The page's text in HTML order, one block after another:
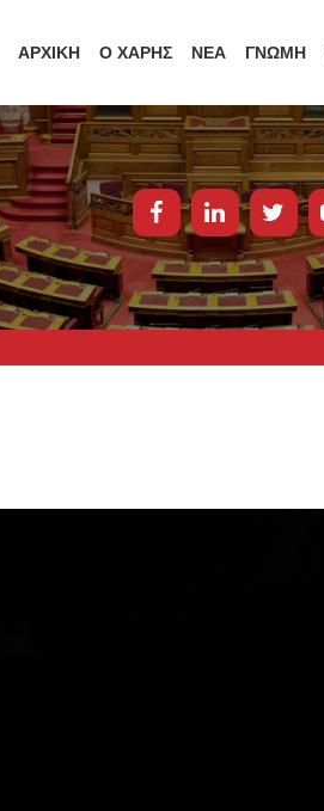
ΑΡΧΙΚΗ Ο ΧΑΡΗΣ ΝΕΑ ΓΝΩΜΗ